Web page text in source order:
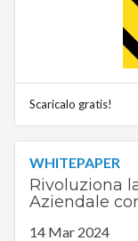
Scaricalo gratis!
WHITEPAPER
Rivoluziona
Aziendale
14 Mar 2024